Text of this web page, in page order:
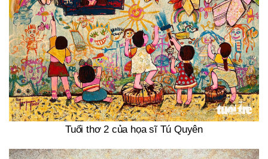
Tuổi thơ 2 của họa sĩ Tú Quyên